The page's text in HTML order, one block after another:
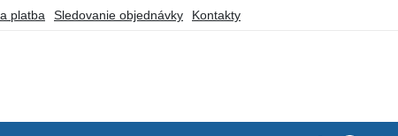
platba Sledovanie objednávky Kontakty